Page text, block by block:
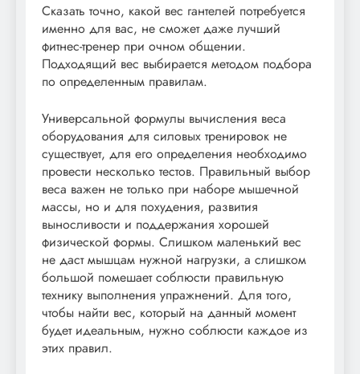
Сказать точно, какой вес гантелей потребуется
именно для вас, не сможет даже лучший
фитнес-тренер при очном общении.
Подходящий вес выбирается методом подбора
по определенным правилам.
Универсальной формулы вычисления веса
оборудования для силовых тренировок не
существует, для его определения необходимо
провести несколько тестов. Правильный выбор
веса важен не только при наборе мышечной
массы, но и для похудения, развития
выносливости и поддержания хорошей
физической формы. Слишком маленький вес
не даст мышцам нужной нагрузки, а слишком
большой помешает соблюсти правильную
технику выполнения упражнений. Для того,
чтобы найти вес, который на данный момент
будет идеальным, нужно соблюсти каждое из
этих правил.